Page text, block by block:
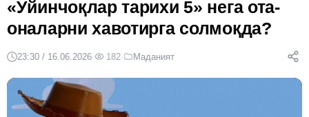
«Ўйинчоқлар тарихи 5» нега ота-
оналарни хавотирга солмоқда?
23:30 / 16.06.2026· 182· Маданият